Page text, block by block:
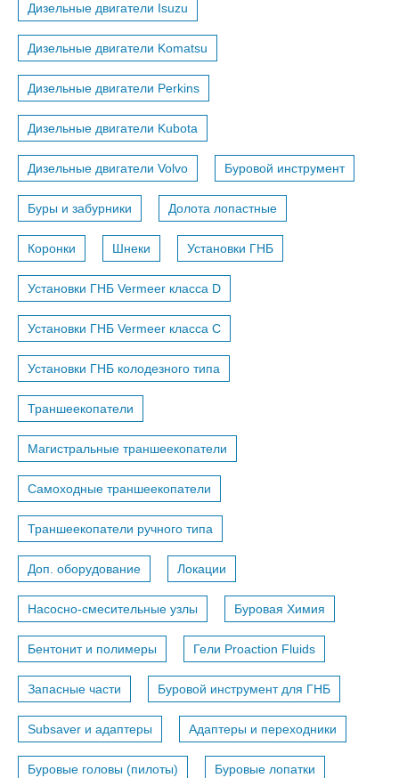
Дизельные двигатели Isuzu
Дизельные двигатели Komatsu
Дизельные двигатели Perkins
Дизельные двигатели Kubota
Дизельные двигатели Volvo Буровой инструмент
Буры и забурники Долота лопастные
Коронки Шнеки Установки ГНБ
Установки ГНБ Vermeer класса D
Установки ГНБ Vermeer класса С
Установки ГНБ колодезного типа
Траншеекопатели
Магистральные траншеекопатели
Самоходные траншеекопатели
Траншеекопатели ручного типа
Доп. оборудование Локации
Насосно-смесительные узлы Буровая Химия
Бентонит и полимеры Гели Proaction Fluids
Запасные части Буровой инструмент для ГНБ
Subsaver и адаптеры Адаптеры и переходники
Буровые головы (пилоты) Буровые лопатки